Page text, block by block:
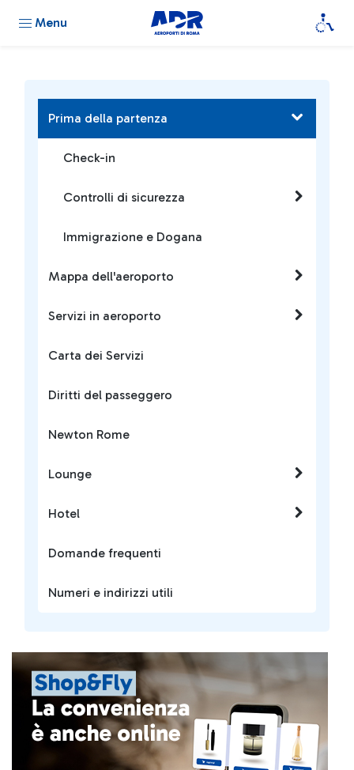
Menu
Prima della partenza
Check-in
Controlli di sicurezza
Immigrazione e Dogana
Mappa dell'aeroporto
Servizi in aeroporto
Carta dei Servizi
Diritti del passeggero
Newton Rome
Lounge
Hotel
Domande frequenti
Numeri e indirizzi utili